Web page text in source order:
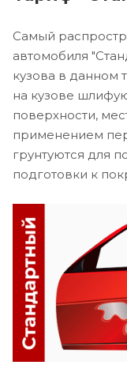
Самый
автомобиля
кузова в данном
на кузове
поверхности,
применением
грунтуются для
подготовки к